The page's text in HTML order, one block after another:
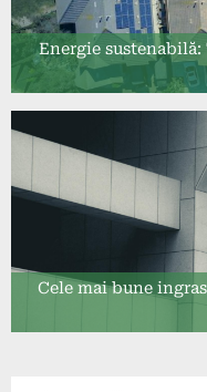
Energie
Cele mai bune